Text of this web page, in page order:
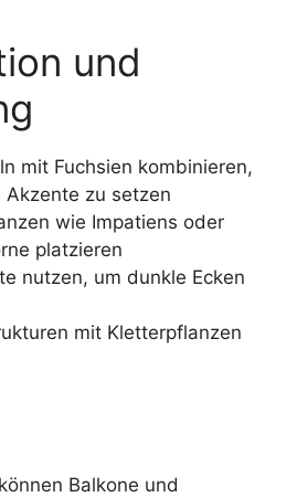
und
mit Fuchsien kombinieren,
Akzente zu setzen
wie Impatiens oder
platzieren
nutzen, um dunkle Ecken
mit Kletterpflanzen
Balkone und